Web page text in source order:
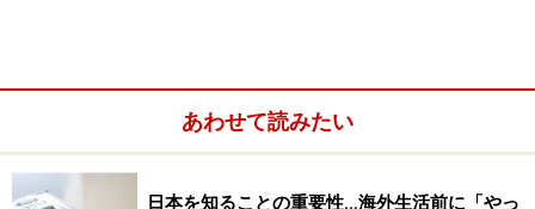
あわせて読みたい
日本を知ることの重要性…海外生活前に「やっ